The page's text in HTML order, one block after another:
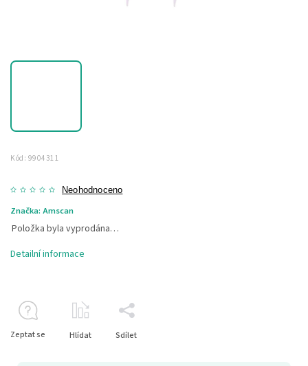
Kód: 9904311
Neohodnoceno
Značka: Amscan
Položka byla vyprodána…
Detailní informace
Zeptat se Hlídat Sdílet